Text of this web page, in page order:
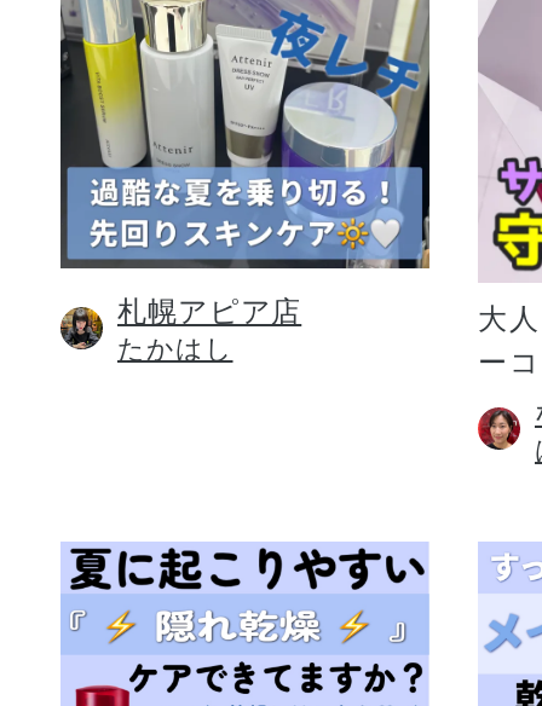
札幌アピア店
たかはし
大
ー